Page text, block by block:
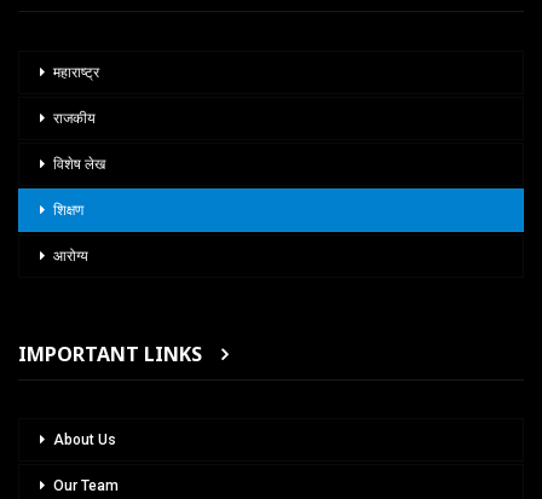
महाराष्ट्र
राजकीय
विशेष लेख
शिक्षण
आरोग्य
IMPORTANT LINKS
About Us
Our Team